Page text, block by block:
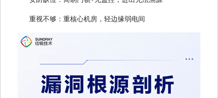
重视不够：重核心机房，轻边缘弱电间